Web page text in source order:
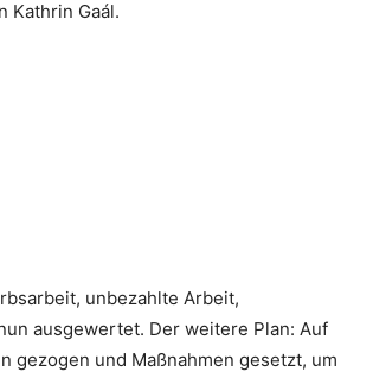
Kathrin Gaál.
unbezahlte Arbeit,
ausgewertet. Der weitere Plan: Auf
gezogen und Maßnahmen gesetzt, um